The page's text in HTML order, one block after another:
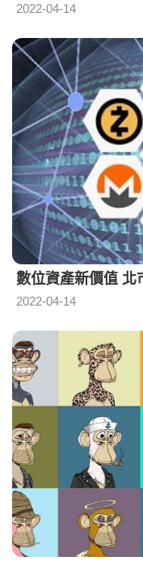
2022-04-14
數位資產新價值 北
2022-04-14